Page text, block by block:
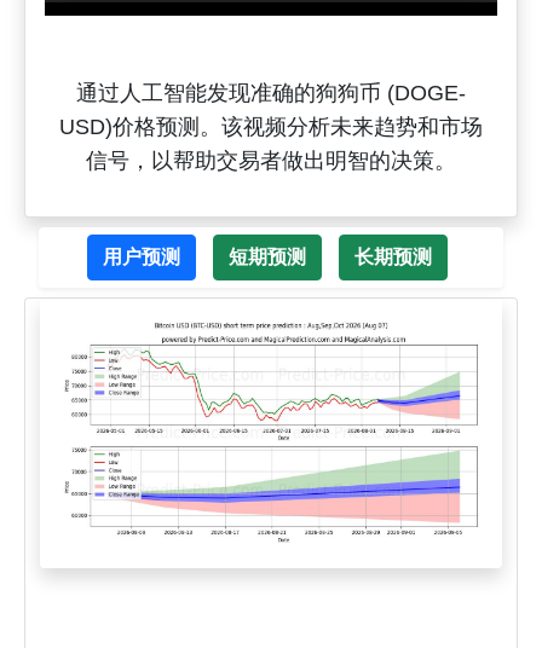
通过人工智能发现准确的狗狗币 (DOGE-
USD)价格预测。该视频分析未来趋势和市场
信号，以帮助交易者做出明智的决策。
用户预测 短期预测 长期预测